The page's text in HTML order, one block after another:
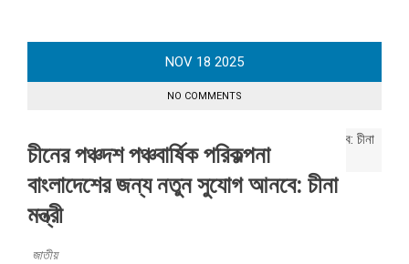
NOV 18 2025
NO COMMENTS
চীনের পঞ্চদশ পঞ্চবার্ষিক পরিকল্পনা
বাংলাদেশের জন্য নতুন সুযোগ আনবে: চীনা
মন্ত্রী
জাতীয়